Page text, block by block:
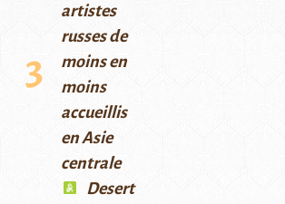
artistes
russes de
moins en
moins
accueillis
en Asie
centrale
Desert